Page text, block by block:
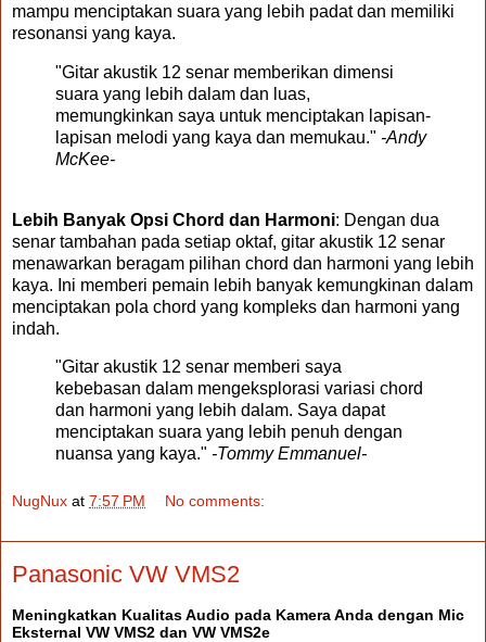
mampu menciptakan suara yang lebih padat dan memiliki
resonansi yang kaya.
"Gitar akustik 12 senar memberikan dimensi
suara yang lebih dalam dan luas,
memungkinkan saya untuk menciptakan lapisan-
lapisan melodi yang kaya dan memukau." -Andy
McKee-
Lebih Banyak Opsi Chord dan Harmoni: Dengan dua
senar tambahan pada setiap oktaf, gitar akustik 12 senar
menawarkan beragam pilihan chord dan harmoni yang lebih
kaya. Ini memberi pemain lebih banyak kemungkinan dalam
menciptakan pola chord yang kompleks dan harmoni yang
indah.
"Gitar akustik 12 senar memberi saya
kebebasan dalam mengeksplorasi variasi chord
dan harmoni yang lebih dalam. Saya dapat
menciptakan suara yang lebih penuh dengan
nuansa yang kaya." -Tommy Emmanuel-
NugNux at 7:57 PM No comments:
Panasonic VW VMS2
Meningkatkan Kualitas Audio pada Kamera Anda dengan Mic
Eksternal VW VMS2 dan VW VMS2e